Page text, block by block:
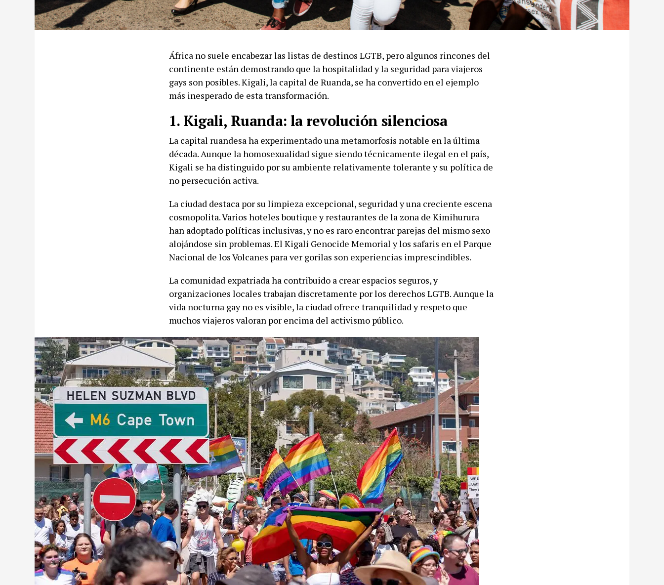
África no suele encabezar las listas de destinos LGTB, pero algunos rincones del
continente están demostrando que la hospitalidad y la seguridad para viajeros
gays son posibles. Kigali, la capital de Ruanda, se ha convertido en el ejemplo
más inesperado de esta transformación.
1. Kigali, Ruanda: la revolución silenciosa
La capital ruandesa ha experimentado una metamorfosis notable en la última
década. Aunque la homosexualidad sigue siendo técnicamente ilegal en el país,
Kigali se ha distinguido por su ambiente relativamente tolerante y su política de
no persecución activa.
La ciudad destaca por su limpieza excepcional, seguridad y una creciente escena
cosmopolita. Varios hoteles boutique y restaurantes de la zona de Kimihurura
han adoptado políticas inclusivas, y no es raro encontrar parejas del mismo sexo
alojándose sin problemas. El Kigali Genocide Memorial y los safaris en el Parque
Nacional de los Volcanes para ver gorilas son experiencias imprescindibles.
La comunidad expatriada ha contribuido a crear espacios seguros, y
organizaciones locales trabajan discretamente por los derechos LGTB. Aunque la
vida nocturna gay no es visible, la ciudad ofrece tranquilidad y respeto que
muchos viajeros valoran por encima del activismo público.